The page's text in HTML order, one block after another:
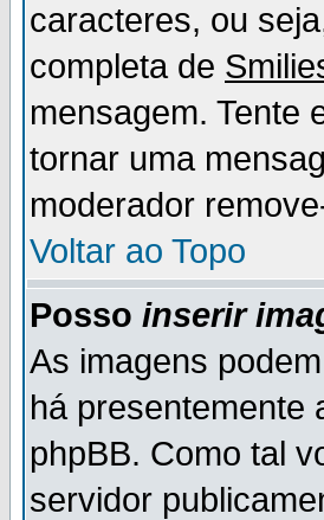
caracteres, ou
completa de
mensagem. Tente
tornar uma
moderador
Voltar ao Topo
Posso inserir
As imagens
há presentemente
phpBB. Como tal
servidor